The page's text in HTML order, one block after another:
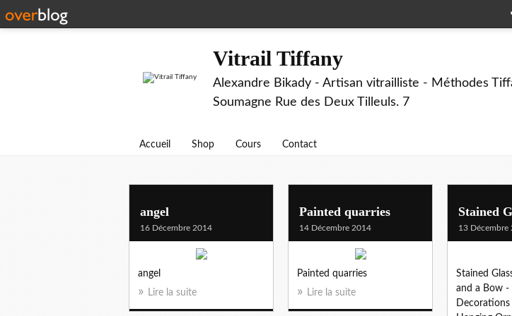
Vitrail Tiffany
Alexandre Bikady - Artisan vitrailliste - Méthodes
Soumagne Rue des Deux Tilleuls. 7
Accueil Shop Cours Contact
angel
16 Décembre 2014
angel
Lire la suite
Painted quarries
14 Décembre 2014
Painted quarries
Lire la suite
Stained
13 Décembre
Stained
and a Bow -